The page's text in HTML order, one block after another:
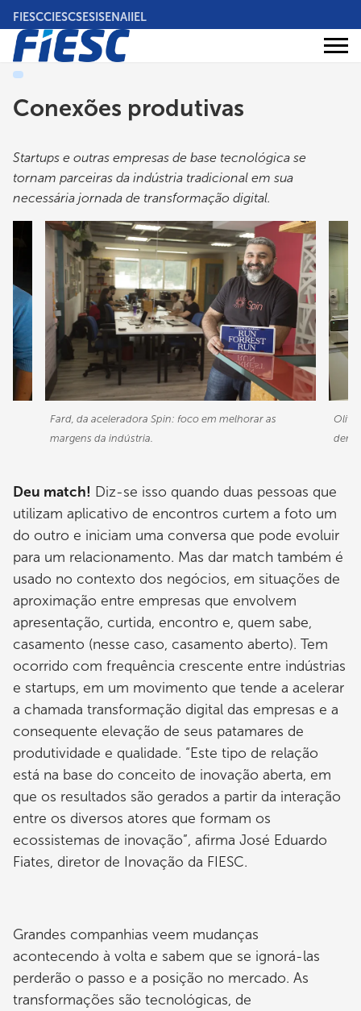
Pular
para
conteúdo
principal
FIESCCIESCSESISENAIIEL
Áreas
Conexões produtivas
Startups e outras empresas de base tecnológica se
tornam parceiras da indústria tradicional em sua
necessária jornada de transformação digital.
Fard, da aceleradora Spin: foco em melhorar as
margens da indústria.
Deu match! Diz-se isso quando duas pessoas que
utilizam aplicativo de encontros curtem a foto um
do outro e iniciam uma conversa que pode evoluir
para um relacionamento. Mas dar match também é
usado no contexto dos negócios, em situações de
aproximação entre empresas que envolvem
apresentação, curtida, encontro e, quem sabe,
casamento (nesse caso, casamento aberto). Tem
ocorrido com frequência crescente entre indústrias
e startups, em um movimento que tende a acelerar
a chamada transformação digital das empresas e a
consequente elevação de seus patamares de
produtividade e qualidade. “Este tipo de relação
está na base do conceito de inovação aberta, em
que os resultados são gerados a partir da interação
entre os diversos atores que formam os
ecossistemas de inovação”, afirma José Eduardo
Fiates, diretor de Inovação da FIESC.
Grandes companhias veem mudanças
acontecendo à volta e sabem que se ignorá-las
perderão o passo e a posição no mercado. As
transformações são tecnológicas, de